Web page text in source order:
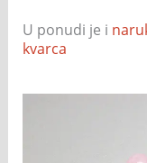
U ponudi je i
kvarca